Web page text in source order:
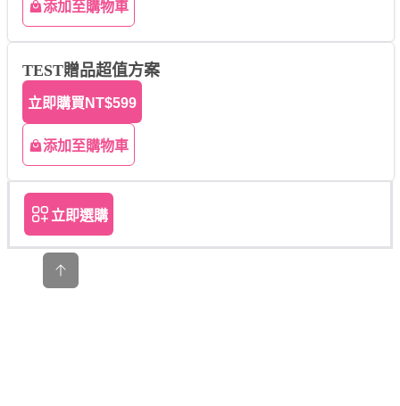
添加至購物車
TEST贈品超值方案
立即購買 NT$599
添加至購物車
立即選購